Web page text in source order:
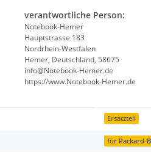
verantwortliche Person:
Notebook-Hemer
Hauptstrasse 183
Nordrhein-Westfalen
Hemer, Deutschland, 58675
info@Notebook-Hemer.de
https://www.Notebook-Hemer.de
Ersatzteil
für Packard-